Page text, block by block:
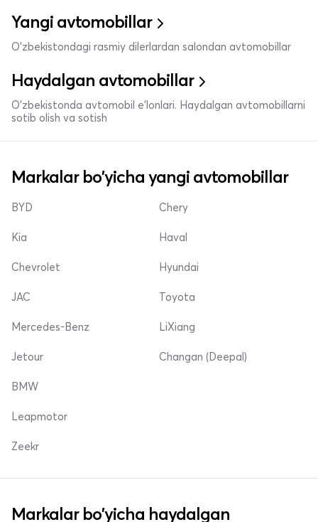
Yangi avtomobillar
O'zbekistondagi rasmiy dilerlardan salondan avtomobillar
Haydalgan avtomobillar
O'zbekistonda avtomobil e’lonlari. Haydalgan avtomobillarni
sotib olish va sotish
Markalar bo'yicha yangi avtomobillar
BYD
Kia
Chevrolet
Chery
Haval
Hyundai
JAC
Mercedes-Benz
Jetour
Toyota
LiXiang
Changan (Deepal)
BMW
Leapmotor
Zeekr
Markalar bo'yicha haydalgan